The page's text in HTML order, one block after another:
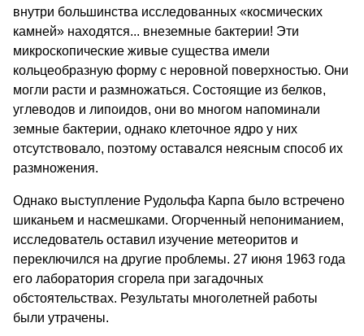
внутри большинства исследованных «космических
камней» находятся... внеземные бактерии! Эти
микроскопические живые существа имели
кольцеобразную форму с неровной поверхностью. Они
могли расти и размножаться. Состоящие из белков,
углеводов и липоидов, они во многом напоминали
земные бактерии, однако клеточное ядро у них
отсутствовало, поэтому оставался неясным способ их
размножения.
Однако выступление Рудольфа Карпа было встречено
шиканьем и насмешками. Огорченный непониманием,
исследователь оставил изучение метеоритов и
переключился на другие проблемы. 27 июня 1963 года
его лаборатория сгорела при загадочных
обстоятельствах. Результаты многолетней работы
были утрачены.